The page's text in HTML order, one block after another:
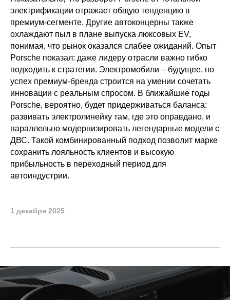
электрификации отражает общую тенденцию в
премиум-сегменте. Другие автоконцерны также
охлаждают пыл в плане выпуска люксовых EV,
понимая, что рынок оказался слабее ожиданий. Опыт
Porsche показал: даже лидеру отрасли важно гибко
подходить к стратегии. Электромобили – будущее, но
успех премиум-бренда строится на умении сочетать
инновации с реальным спросом. В ближайшие годы
Porsche, вероятно, будет придерживаться баланса:
развивать электролинейку там, где это оправдано, и
параллельно модернизировать легендарные модели с
ДВС. Такой комбинированный подход позволит марке
сохранить лояльность клиентов и высокую
прибыльность в переходный период для
автоиндустрии.
1 декабря 2025